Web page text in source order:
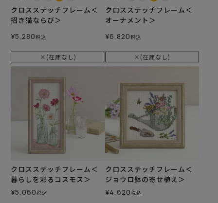
クロスステッチフレーム＜
招き猫ならび＞
¥5,280税込
×(在庫なし)
クロスステッチフレーム＜
オーナメント＞
¥6,820税込
×(在庫なし)
クロスステッチフレーム＜
暮らしを彩るコスモス＞
¥5,060税込
クロスステッチフレーム＜
ジョウロ鉢の寄せ植え＞
¥4,620税込